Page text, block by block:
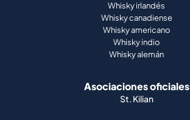
Whisky irlandés
Whisky canadiense
Whisky americano
Whisky indio
Whisky alemán
Asociaciones oficiales
St. Kilian